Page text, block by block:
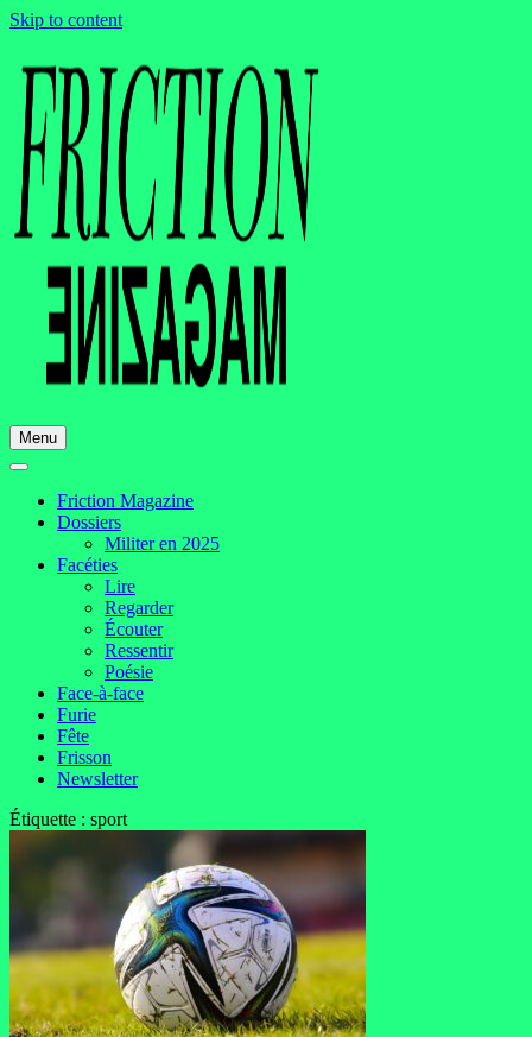
Skip to content
Menu
Friction Magazine
Dossiers
Militer en 2025
Facéties
Lire
Regarder
Écouter
Ressentir
Poésie
Face-à-face
Furie
Fête
Frisson
Newsletter
Étiquette : sport